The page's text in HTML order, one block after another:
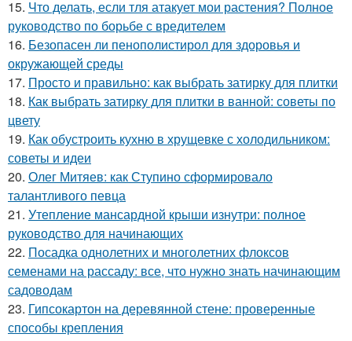
15. Что делать, если тля атакует мои растения? Полное
руководство по борьбе с вредителем
16. Безопасен ли пенополистирол для здоровья и
окружающей среды
17. Просто и правильно: как выбрать затирку для плитки
18. Как выбрать затирку для плитки в ванной: советы по
цвету
19. Как обустроить кухню в хрущевке с холодильником:
советы и идеи
20. Олег Митяев: как Ступино сформировало
талантливого певца
21. Утепление мансардной крыши изнутри: полное
руководство для начинающих
22. Посадка однолетних и многолетних флоксов
семенами на рассаду: все, что нужно знать начинающим
садоводам
23. Гипсокартон на деревянной стене: проверенные
способы крепления